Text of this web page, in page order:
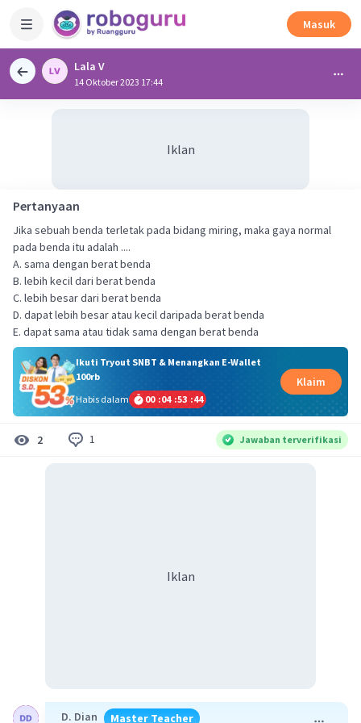
Masuk
Lala V
14 Oktober 2023 17:44
Iklan
Pertanyaan
Jika sebuah benda terletak pada bidang miring, maka gaya normal
pada benda itu adalah ....
A. sama dengan berat benda
B. lebih kecil dari berat benda
C. lebih besar dari berat benda
D. dapat lebih besar atau kecil daripada berat benda
E. dapat sama atau tidak sama dengan berat benda
Ikuti Tryout SNBT & Menangkan E-Wallet
100rb
Habis dalam
00 :04 :53 :44
Klaim
2 1 Jawaban terverifikasi
Iklan
D. Dian Master Teacher